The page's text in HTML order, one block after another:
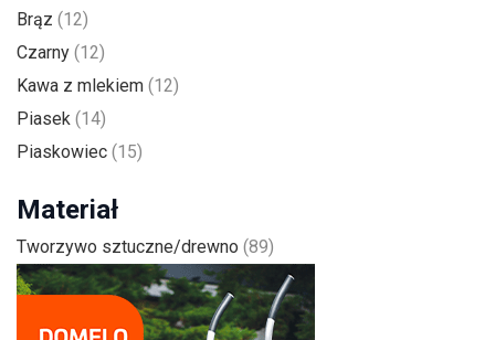
Brąz (12)
Czarny (12)
Kawa z mlekiem (12)
Piasek (14)
Piaskowiec (15)
Materiał
Tworzywo sztuczne/drewno (89)